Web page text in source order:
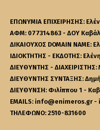
ΕΠΩΝΥΜΙΑ ΕΠΙΧΕΙΡΗΣΗΣ:
ΑΦΜ: 077314863 - ΔΟΥ
ΔΙΚΑΙΟΥΧΟΣ DOMAIN NAME:
ΙΔΙΟΚΤΗΤΗΣ - ΕΚΔΟΤΗΣ:
ΔΙΕΥΘΥΝΤΗΣ -
ΔΙΕΥΘΥΝΤΗΣ ΣΥΝΤΑΞΗΣ:
ΔΙΕΥΘΥΝΣΗ: Φιλίππου 1 -
EMAILS: info@enimeros.gr
ΤΗΛΕΦΩΝΟ: 2510-831600